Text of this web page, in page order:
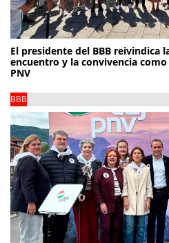
El presidente del BBB reivindica
encuentro y la convivencia
PNV
BBB